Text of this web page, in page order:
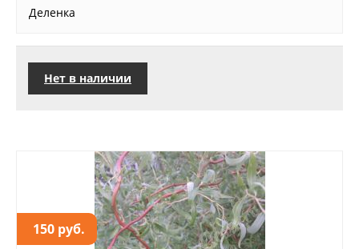
Деленка
Нет в наличии
150 руб.